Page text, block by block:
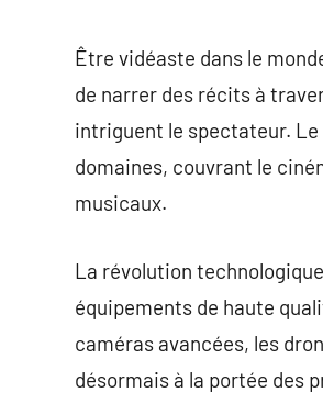
Être vidéaste dans le
de narrer des récits à
intriguent le spectateur. Le
domaines, couvrant le
musicaux.
La révolution
équipements de haute
caméras avancées, les
désormais à la portée des